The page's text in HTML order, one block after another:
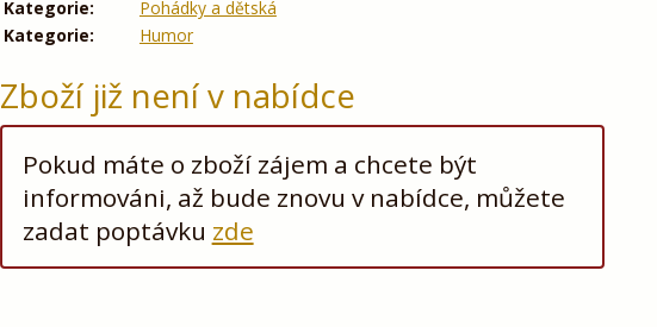
Kategorie:
Pohádky a dětská
Kategorie:
Humor
Zboží již není v nabídce
Pokud máte o zboží zájem a chcete být
informováni, až bude znovu v nabídce, můžete
zadat poptávku zde